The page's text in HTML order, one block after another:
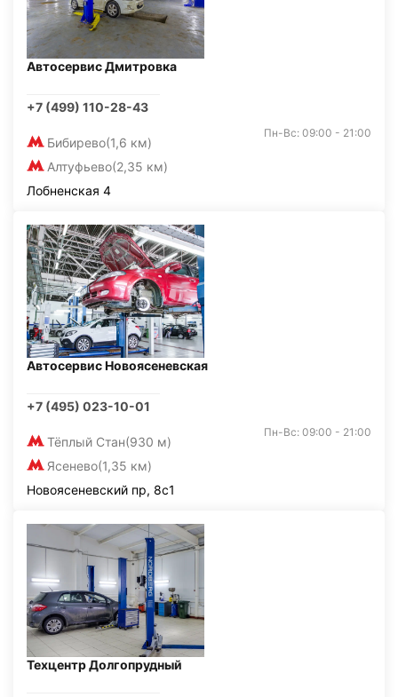
Автосервис Дмитровка
+7 (499) 110-28-43
Бибирево(1,6 км)
Алтуфьево(2,35 км)
Пн-Вс: 09:00 - 21:00
Лобненская 4
Автосервис Новоясеневская
+7 (495) 023-10-01
Тёплый Стан(930 м)
Ясенево(1,35 км)
Пн-Вс: 09:00 - 21:00
Новоясеневский пр, 8с1
Техцентр Долгопрудный